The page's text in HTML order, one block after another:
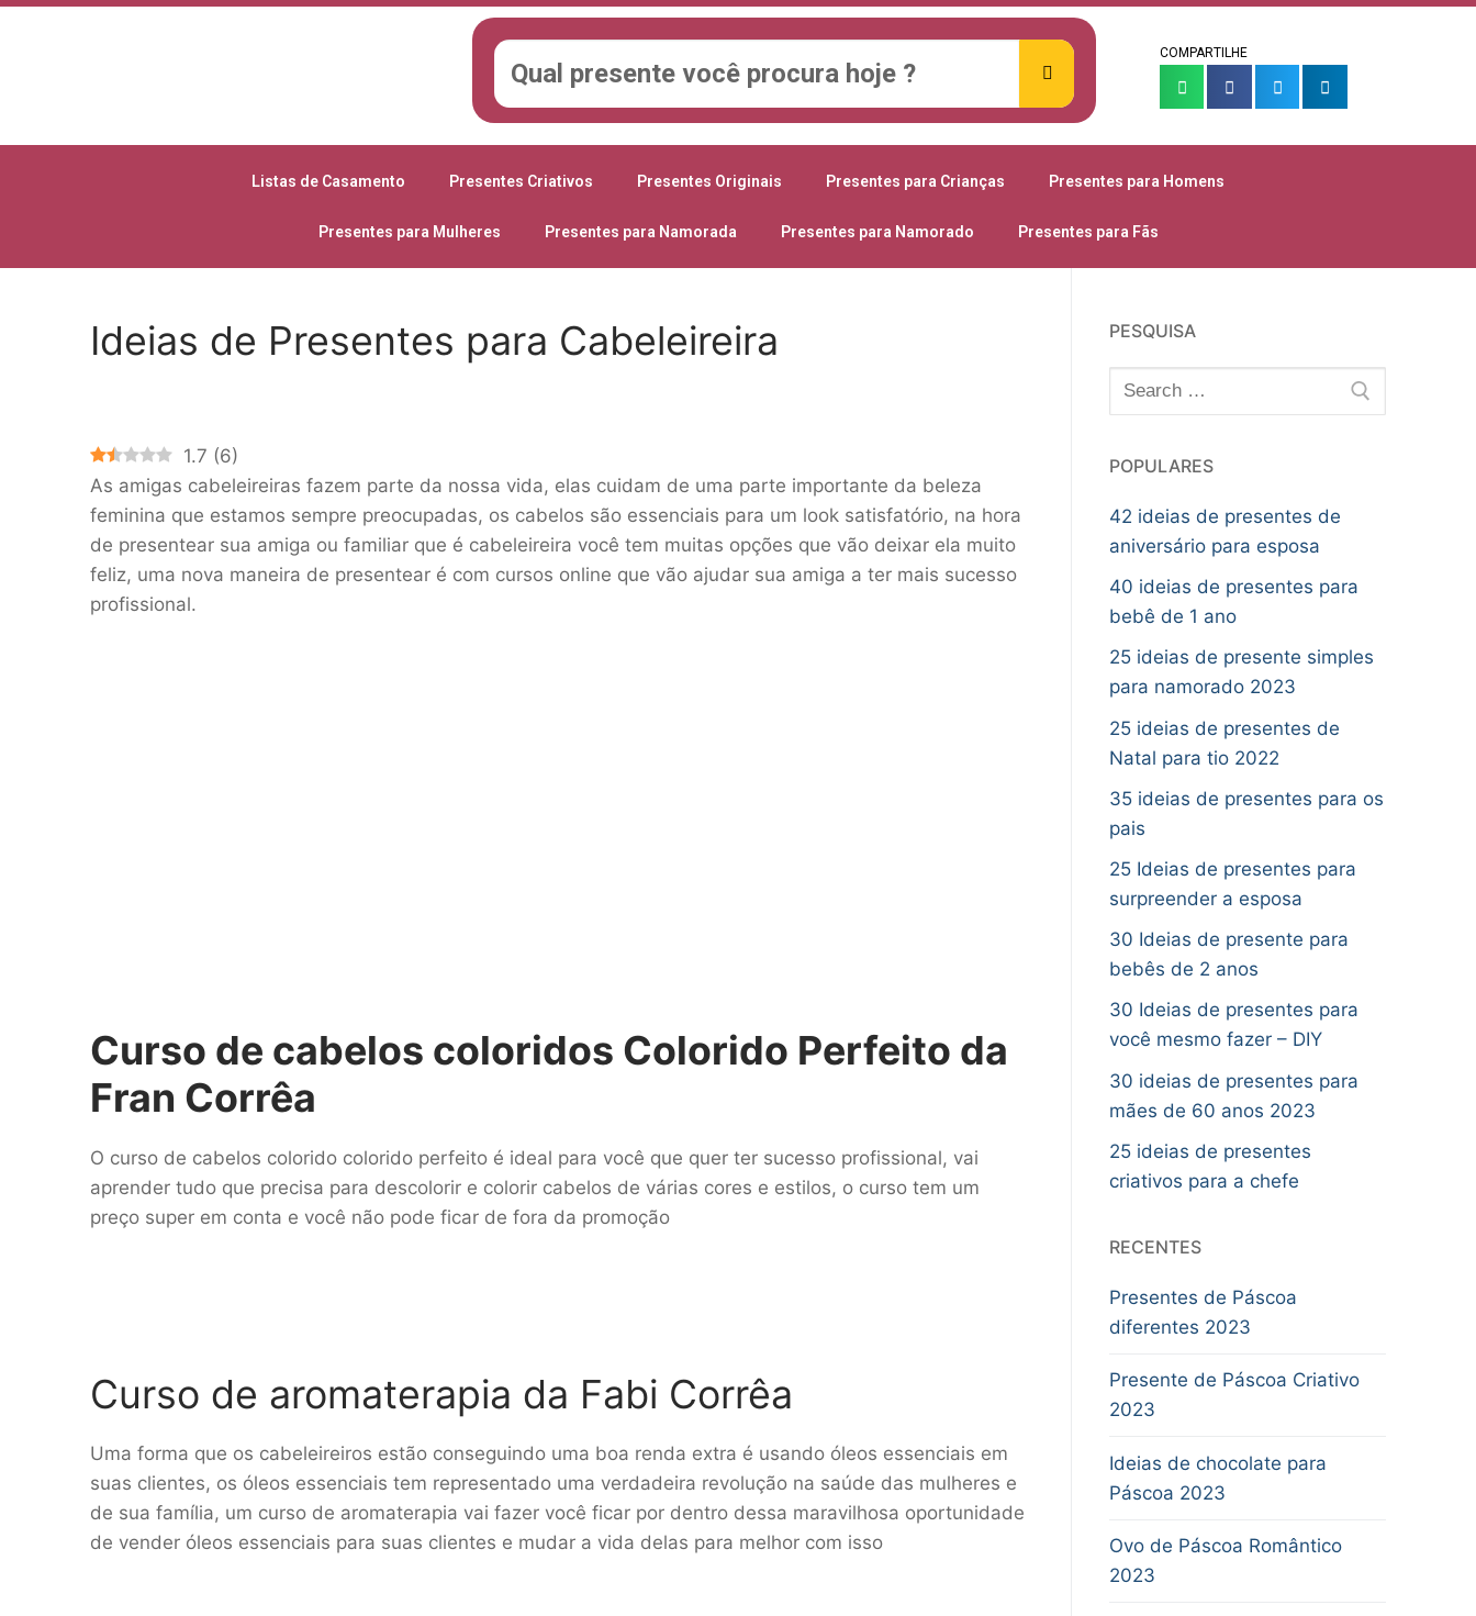
COMPARTILHE
Listas de Casamento Presentes Criativos Presentes Originais Presentes para Crianças Presentes para Homens
Presentes para Mulheres Presentes para Namorada Presentes para Namorado Presentes para Fãs
Ideias de Presentes para Cabeleireira
1.7 (6)
As amigas cabeleireiras fazem parte da nossa vida, elas cuidam de uma parte importante da beleza
feminina que estamos sempre preocupadas, os cabelos são essenciais para um look satisfatório, na hora
de presentear sua amiga ou familiar que é cabeleireira você tem muitas opções que vão deixar ela muito
feliz, uma nova maneira de presentear é com cursos online que vão ajudar sua amiga a ter mais sucesso
profissional.
Curso de cabelos coloridos Colorido Perfeito da
Fran Corrêa
O curso de cabelos colorido colorido perfeito é ideal para você que quer ter sucesso profissional, vai
aprender tudo que precisa para descolorir e colorir cabelos de várias cores e estilos, o curso tem um
preço super em conta e você não pode ficar de fora da promoção
Curso de aromaterapia da Fabi Corrêa
Uma forma que os cabeleireiros estão conseguindo uma boa renda extra é usando óleos essenciais em
suas clientes, os óleos essenciais tem representado uma verdadeira revolução na saúde das mulheres e
de sua família, um curso de aromaterapia vai fazer você ficar por dentro dessa maravilhosa oportunidade
de vender óleos essenciais para suas clientes e mudar a vida delas para melhor com isso
PESQUISA
POPULARES
42 ideias de presentes de
aniversário para esposa
40 ideias de presentes para
bebê de 1 ano
25 ideias de presente simples
para namorado 2023
25 ideias de presentes de
Natal para tio 2022
35 ideias de presentes para os
pais
25 Ideias de presentes para
surpreender a esposa
30 Ideias de presente para
bebês de 2 anos
30 Ideias de presentes para
você mesmo fazer – DIY
30 ideias de presentes para
mães de 60 anos 2023
25 ideias de presentes
criativos para a chefe
RECENTES
Presentes de Páscoa
diferentes 2023
Presente de Páscoa Criativo
2023
Ideias de chocolate para
Páscoa 2023
Ovo de Páscoa Romântico
2023